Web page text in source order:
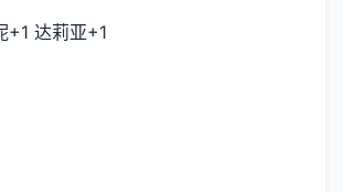
+1 达莉亚+1